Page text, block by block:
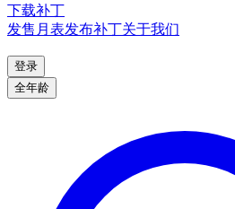
下载补丁
发售月表发布补丁关于我们
登录
全年龄